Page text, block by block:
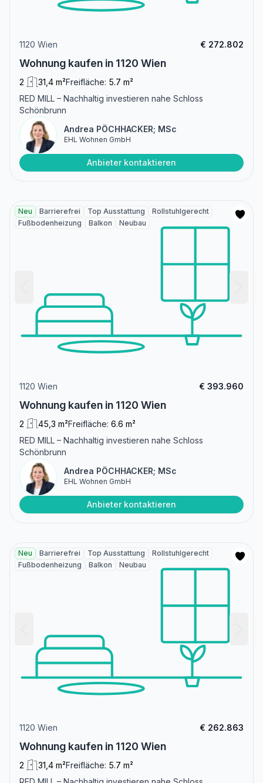
1120 Wien € 272.802
Wohnung kaufen in 1120 Wien
2 31,4 m²Freifläche: 5.7 m²
RED MILL – Nachhaltig investieren nahe Schloss
Schönbrunn
Andrea PÖCHHACKER; MSc
EHL Wohnen GmbH
Anbieter kontaktieren
Neu Barrierefrei Top Ausstattung
Rollstuhlgerecht
Fußbodenheizung
Balkon Neubau
1120 Wien € 393.960
Wohnung kaufen in 1120 Wien
2 45,3 m²Freifläche: 6.6 m²
RED MILL – Nachhaltig investieren nahe Schloss
Schönbrunn
Andrea PÖCHHACKER; MSc
EHL Wohnen GmbH
Anbieter kontaktieren
Neu Barrierefrei Top Ausstattung
Rollstuhlgerecht
Fußbodenheizung
Balkon Neubau
1120 Wien € 262.863
Wohnung kaufen in 1120 Wien
2 31,4 m²Freifläche: 5.7 m²